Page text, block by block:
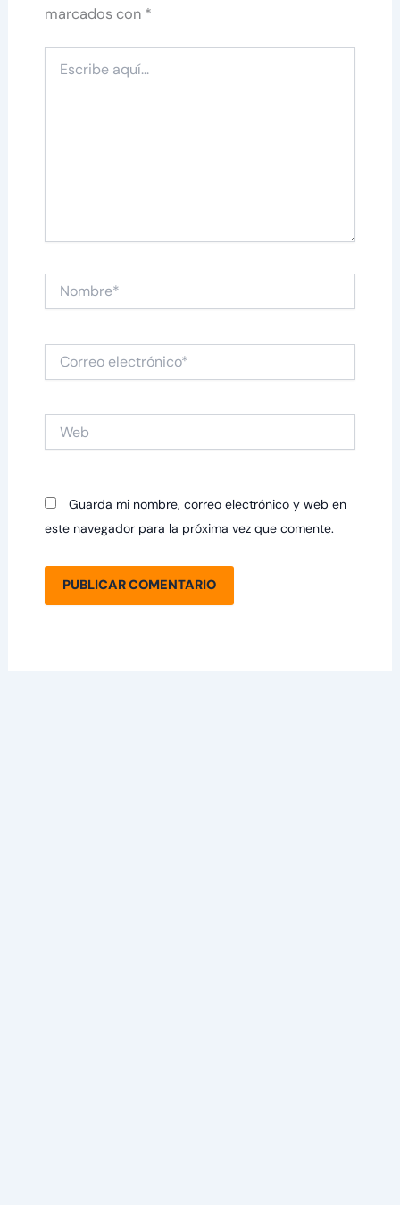
marcados con *
aquí...
Nombre*
electrónico*
Guarda mi nombre, correo electrónico y web en
este navegador para la próxima vez que comente.